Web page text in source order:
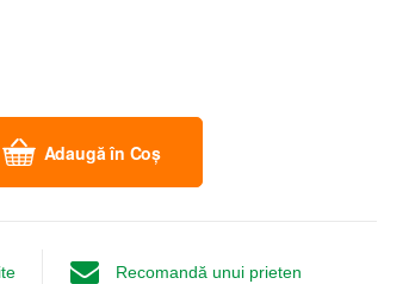
Adaugă în Coș
Recomandă unui prieten